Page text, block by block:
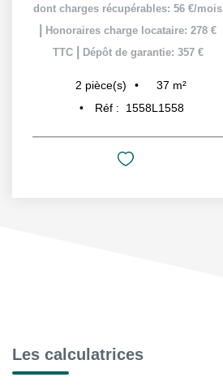
dont charges récupérables: 56 €/mois
Honoraires charge locataire: 278 €
TTC
Dépôt de garantie: 357 €
2 pièce(s) 37 m²
Réf :
1558L1558
Les calculatrices